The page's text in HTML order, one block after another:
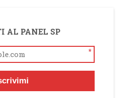
AL PANEL SP
*